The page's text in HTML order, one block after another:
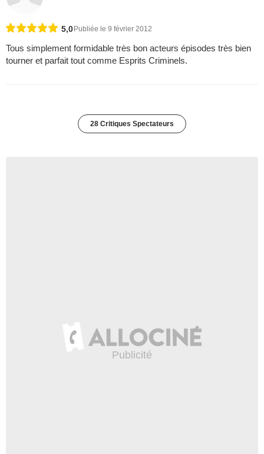
5,0 Publiée le 9 février 2012
Tous simplement formidable très bon acteurs épisodes très bien
tourner et parfait tout comme Esprits Criminels.
28 Critiques Spectateurs